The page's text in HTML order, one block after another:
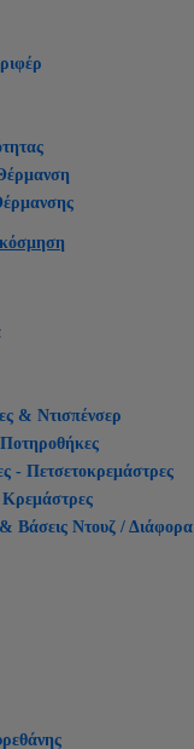
& Ντισπένσερ
- Πετσετοκρεμάστρες
Βάσεις Ντουζ / Διάφορα